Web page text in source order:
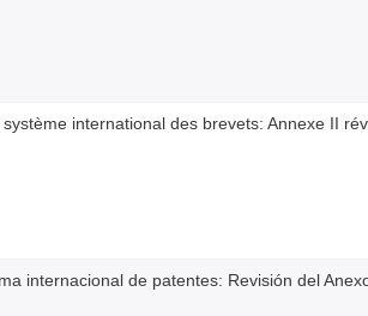
international des brevets: Annexe II
internacional de patentes: Revisión del